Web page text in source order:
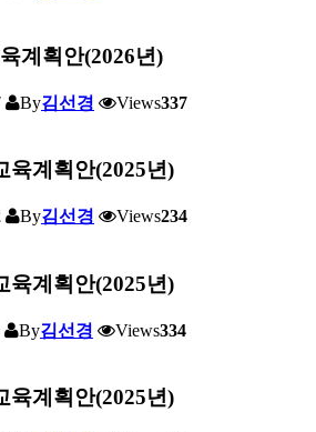
계획안(2026년)
By김선경 Views337
육계획안(2025년)
By김선경 Views234
육계획안(2025년)
By김선경 Views334
육계획안(2025년)